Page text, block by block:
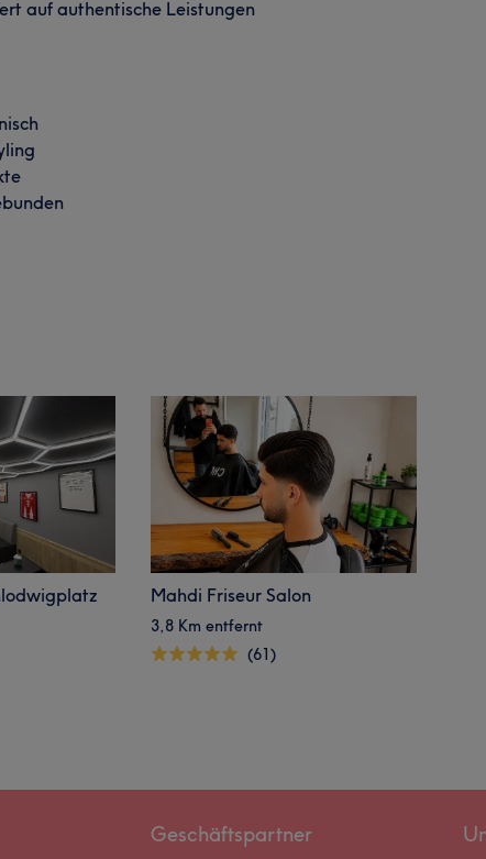
auf authentische Leistungen
Mahdi Friseur Salon
3,8 Km entfernt
(61)
Geschäftspartner